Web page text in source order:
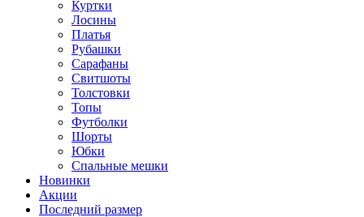
Куртки
Лосины
Платья
Рубашки
Сарафаны
Свитшоты
Толстовки
Топы
Футболки
Шорты
Юбки
Спальные мешки
Новинки
Акции
Последний размер